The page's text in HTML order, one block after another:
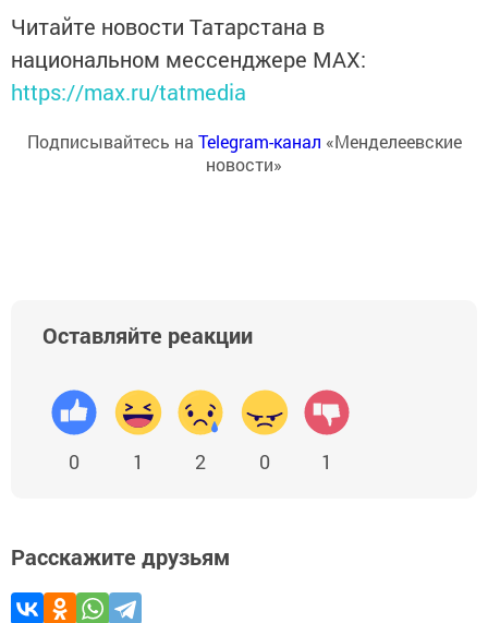
Читайте новости Татарстана в
национальном мессенджере MАХ:
https://max.ru/tatmedia
Подписывайтесь на Telegram-канал «Менделеевские
новости»
Оставляйте реакции
0 1 2 0 1
Расскажите друзьям